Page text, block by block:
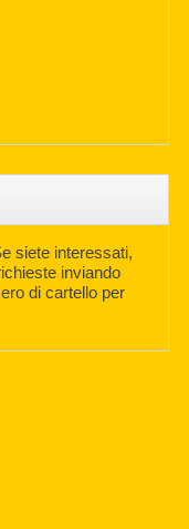
siete interessati,
inviando
di cartello per